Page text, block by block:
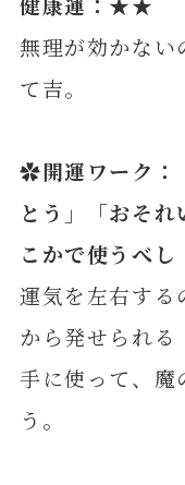
無理が効かない
て吉。
✿開運ワーク：
とう」「おそ
こかで使うべし
運気を左右する
から発せられる
手に使って、魔
う。